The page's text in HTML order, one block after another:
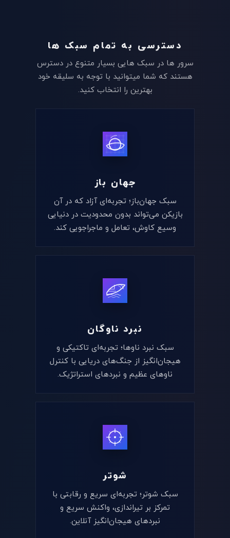
دسترسی به تمام سبک ها
سرور ها در سبک هایی بسیار متنوع در دسترس
هستند که شما میتوانید با توجه به سلیقه خود
بهترین را انتخاب کنید.
جهان باز
سبک جهان‌باز؛ تجربه‌ای آزاد که در آن
بازیکن می‌تواند بدون محدودیت در دنیایی
وسیع کاوش، تعامل و ماجراجویی کند.
نبرد ناوگان
سبک نبرد ناوها؛ تجربه‌ای تاکتیکی و
هیجان‌انگیز از جنگ‌های دریایی با کنترل
ناوهای عظیم و نبردهای استراتژیک.
شوتر
سبک شوتر؛ تجربه‌ای سریع و رقابتی با
تمرکز بر تیراندازی، واکنش سریع و
نبردهای هیجان‌انگیز آنلاین.